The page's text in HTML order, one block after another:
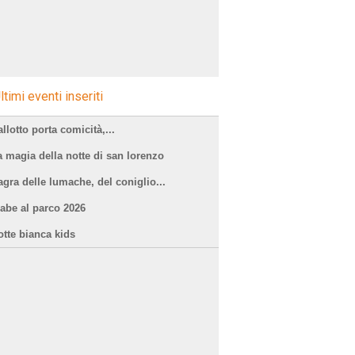
eventi inseriti
porta comicità,...
magia della notte di san lorenzo
delle lumache, del coniglio...
al parco 2026
bianca kids